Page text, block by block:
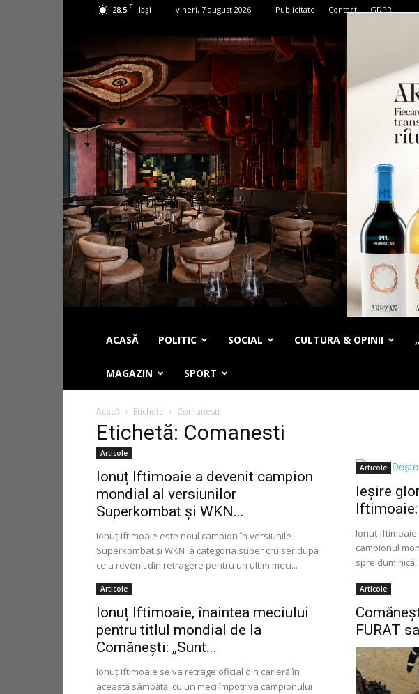
28.5 C Iași vineri, 7 august 2026 Publicitate Contact GDPR
ACASĂ POLITIC SOCIAL CULTURA & OPINII
MAGAZIN SPORT
Acasă Etichete Comanesti
Etichetă: Comanesti
Articole
Ionuț Iftimoaie a devenit campion
mondial al versiunilor
Superkombat și WKN...
Ionuț Iftimoaie este noul campion în versiunile
Superkombat și WKN la categoria super cruiser după
ce a revenit din retragere pentru un ultim meci...
Articole
Ieșire
Ionuţ Iftimoaie
campionul
spre
Articole
Ionuț Iftimoaie, înaintea meciului
pentru titlul mondial de la
Comănești: „Sunt...
Ionuț Iftimoaie se va retrage oficial din carieră în
această sâmbătă, cu un meci împotriva campionului
Articole
FURAT